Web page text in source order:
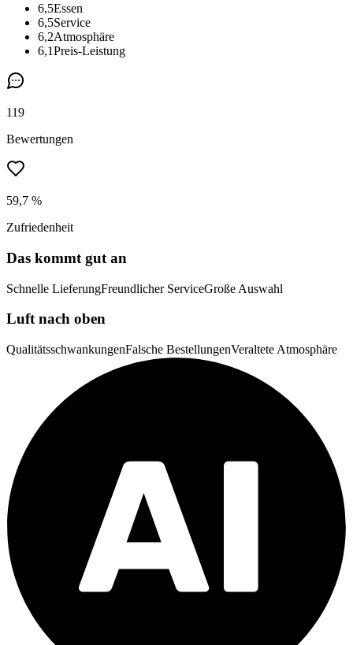
6,5Essen
6,5Service
6,2Atmosphäre
6,1Preis-Leistung
119
Bewertungen
59,7 %
Zufriedenheit
Das kommt gut an
Schnelle LieferungFreundlicher ServiceGroße Auswahl
Luft nach oben
QualitätsschwankungenFalsche BestellungenVeraltete Atmosphäre